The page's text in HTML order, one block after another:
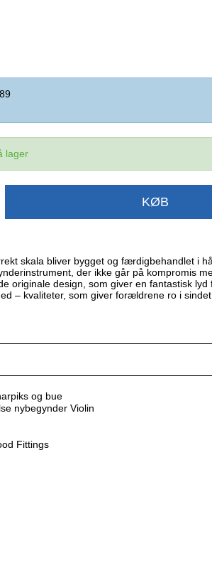
lager
KØB
skala bliver bygget og færdigbehandlet i
der ikke går på kompromis
originale design, som giver en fantastisk lyd
– kvaliteter, som giver forældrene ro i
og bue
nybegynder Violin
Fittings